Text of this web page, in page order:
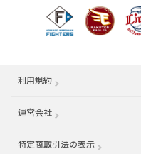
利用規約
運営会社 （別ウィンドウで開く）
特定商取引法の表示